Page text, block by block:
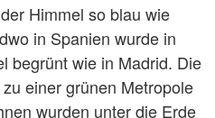
Himmel so blau wie
in Spanien wurde in
begrünt wie in Madrid. Die
einer grünen Metropole
wurden unter die Erde